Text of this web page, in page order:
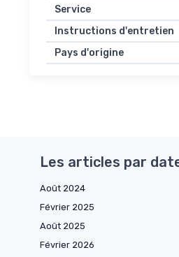
Service
Instructions d'entretien
Pays d'origine
Les articles par
Août 2024
Février 2025
Août 2025
Février 2026